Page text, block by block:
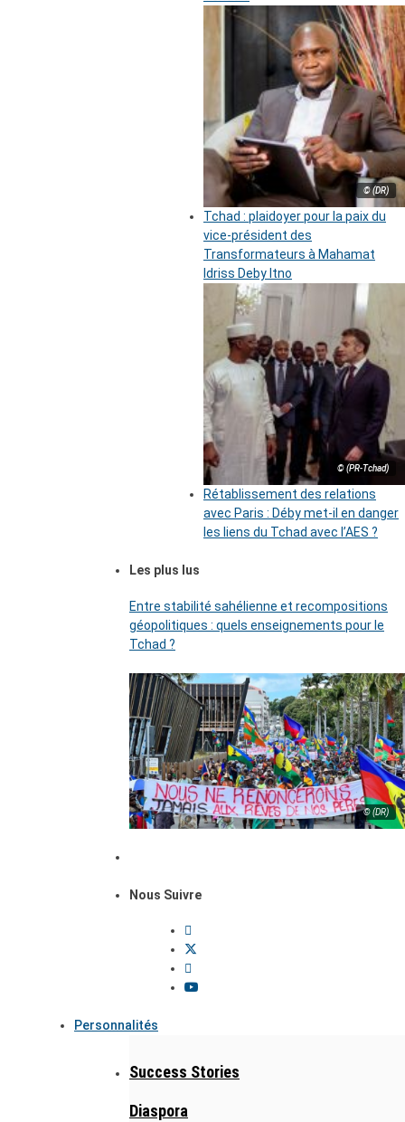
© (DR)
Tchad : plaidoyer pour la paix du
vice-président des
Transformateurs à Mahamat
Idriss Deby Itno
© (PR-Tchad)
Rétablissement des relations
avec Paris : Déby met-il en danger
les liens du Tchad avec l’AES ?
Les plus lus
Entre stabilité sahélienne et recompositions
géopolitiques : quels enseignements pour le
Tchad ?
© (DR)
Nous Suivre
Personnalités
Success Stories
Diaspora